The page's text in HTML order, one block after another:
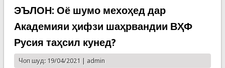
ЭЪЛОН: Оё шумо мехоҳед дар
Академияи ҳифзи шаҳрвандии ВҲФ
Русия таҳсил кунед?
Чоп шуд: 19/04/2021 | admin